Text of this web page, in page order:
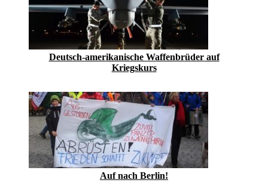
Deutsch-amerikanische Waffenbrüder auf
Kriegskurs
Auf nach Berlin!